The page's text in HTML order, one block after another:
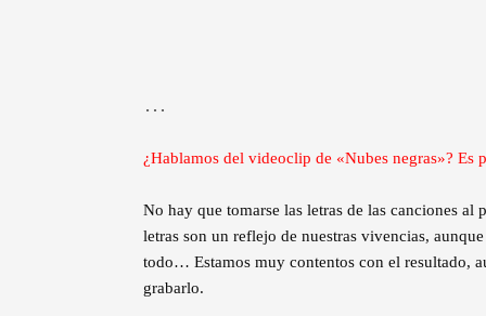
…
¿Hablamos del videoclip de «Nubes negras»? Es
No hay que tomarse las letras de las canciones
letras son un reflejo de nuestras vivencias,
todo… Estamos muy contentos con el resultado,
grabarlo.